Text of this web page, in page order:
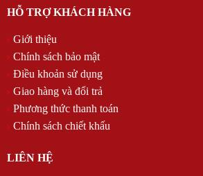
HỖ TRỢ KHÁCH HÀNG
Giới thiệu
Chính sách bảo mật
Điều khoản sử dụng
Giao hàng và đổi trả
Phương thức thanh toán
Chính sách chiết khấu
LIÊN HỆ